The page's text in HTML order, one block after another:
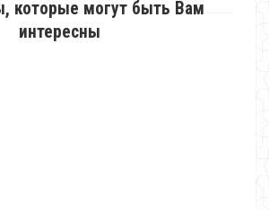
которые могут быть Вам
интересны